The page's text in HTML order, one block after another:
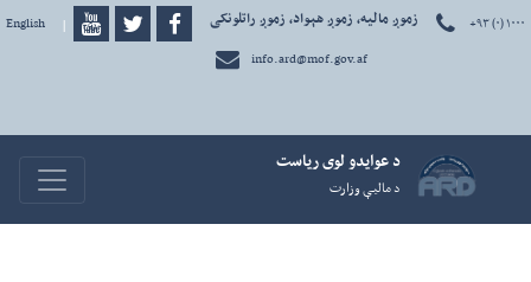
زموږ مالیه، زموږ هېواد، زموږ راتلونکی
info.ard@mof.gov.af
+۹۳ (۰) ۱۰۰۰ دری |
English
د عوايدو لوی رياست
د ماليې وزارت